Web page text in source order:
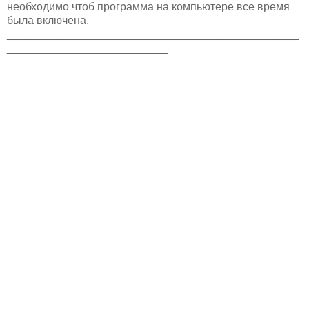
необходимо чтоб программа на компьютере все время
была включена.